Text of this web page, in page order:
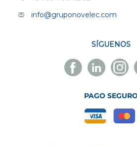
info@gruponovelec.com
SÍGUENOS
Novelec
PAGO